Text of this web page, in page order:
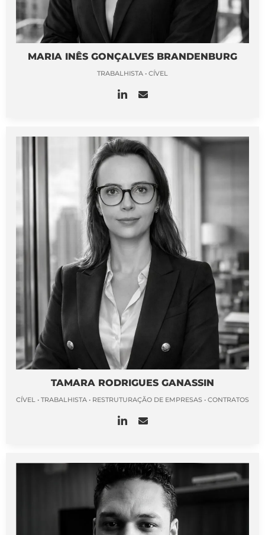
MARIA INÊS GONÇALVES BRANDENBURG
TRABALHISTA • CÍVEL
TAMARA RODRIGUES GANASSIN
CÍVEL • TRABALHISTA • RESTRUTURAÇÃO DE EMPRESAS • CONTRATOS